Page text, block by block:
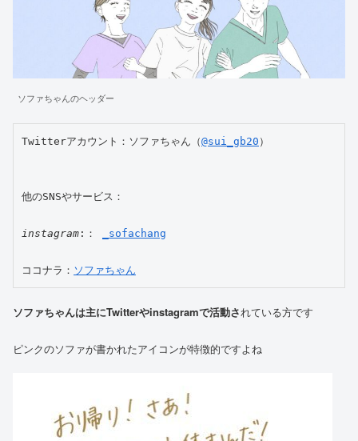
ソファちゃんのヘッダー
Twitterアカウント：ソファちゃん（@sui_gb20 ）
他のSNSやサービス：
instagram :： _sofachang
ココナラ： ソファちゃん
ソファちゃんは主にTwitterやinstagramで活動されている方です
ピンクのソファが書かれたアイコンが特徴的ですよね